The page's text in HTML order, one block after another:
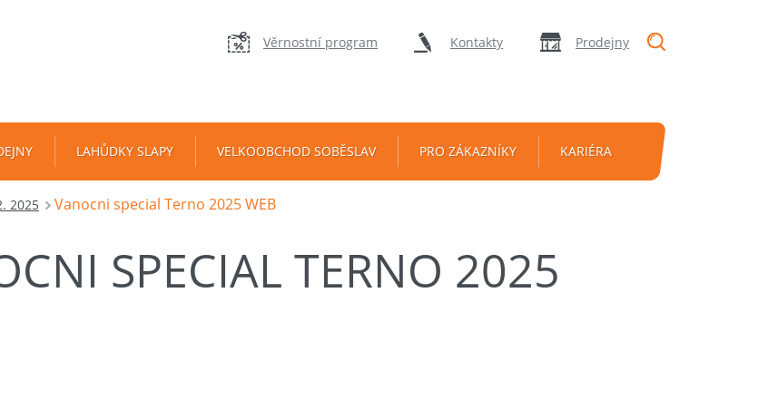
Věrnostní program Kontakty Prodejny
LAHŮDKY SLAPY VELKOOBCHOD SOBĚSLAV PRO ZÁKAZNÍKY KARIÉRA
2025 Vanocni special Terno 2025 WEB
SPECIAL TERNO 2025